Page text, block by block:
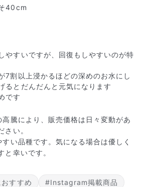
40cm
やすいですが、回復もしやすいのが特
7割以上浸かるほどの深めのお水にし
るとだんだんと元気になります
です
騰により、販売価格は日々変動があ
さい。
い品種です。気になる場合は優しく
と幸いです。
すすめ #Instagram掲載商品